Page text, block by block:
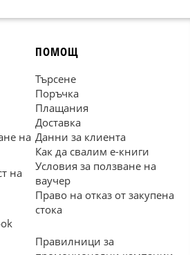
на
на
ПОМОЩ
Търсене
Поръчка
Плащания
Доставка
Данни за клиента
Как да свалим е-книги
Условия за ползване на
ваучер
Право на отказ от закупена
стока
Правилници за